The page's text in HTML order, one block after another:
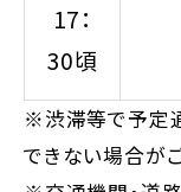
17：
30頃
※渋滞等で予定
できない場合が